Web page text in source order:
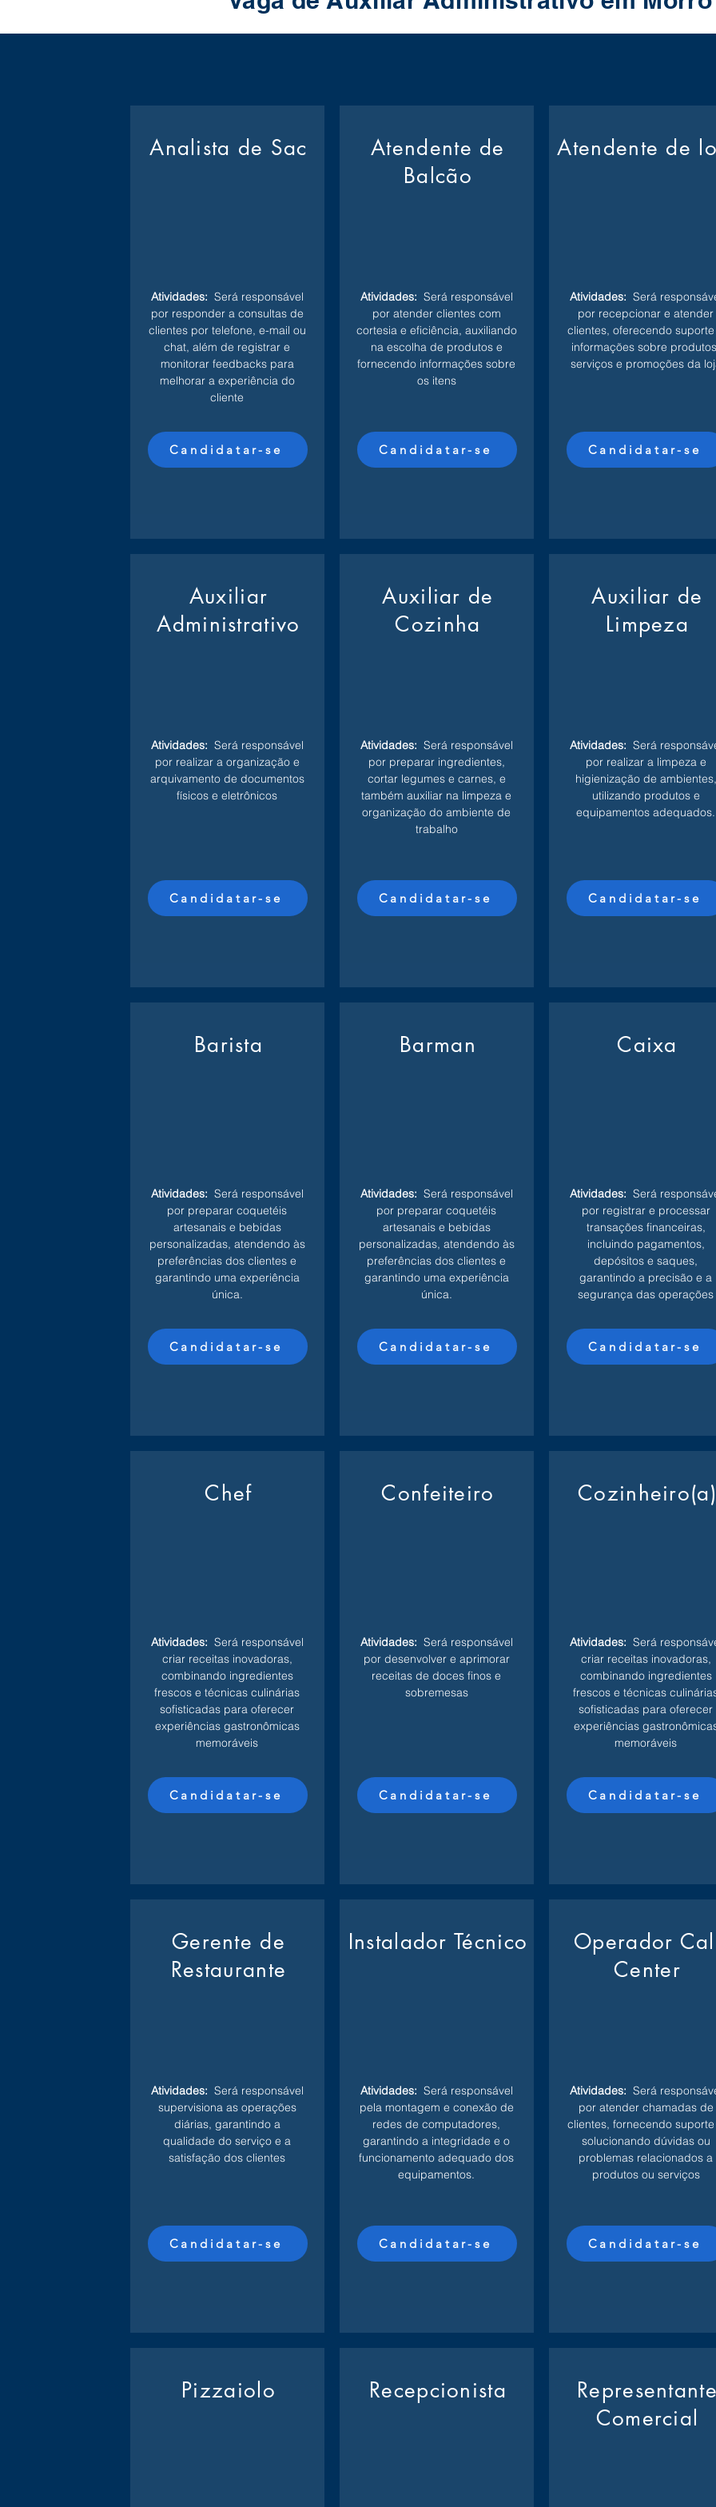
Analista de Sac
Atividades: Será responsável
por responder a consultas de
clientes por telefone, e-mail ou
chat, além de registrar e
monitorar feedbacks para
melhorar a experiência do
cliente
Candidatar-se
Auxiliar
Administrativo
Atividades: Será responsável
por realizar a organização e
arquivamento de documentos
físicos e eletrônicos
Candidatar-se
Barista
Atividades: Será responsável
por preparar coquetéis
artesanais e bebidas
personalizadas, atendendo às
preferências dos clientes e
garantindo uma experiência
única.
Candidatar-se
Chef
Atividades: Será responsável
criar receitas inovadoras,
combinando ingredientes
frescos e técnicas culinárias
sofisticadas para oferecer
experiências gastronômicas
memoráveis
Candidatar-se
Gerente de
Restaurante
Atividades: Será responsável
supervisiona as operações
diárias, garantindo a
qualidade do serviço e a
satisfação dos clientes
Candidatar-se
Pizzaiolo
Atendente de
Balcão
Atividades: Será responsável
por atender clientes com
cortesia e eficiência, auxiliando
na escolha de produtos e
fornecendo informações sobre
os itens
Candidatar-se
Auxiliar de
Cozinha
Atividades: Será responsável
por preparar ingredientes,
cortar legumes e carnes, e
também auxiliar na limpeza e
organização do ambiente de
trabalho
Candidatar-se
Barman
Atividades: Será responsável
por preparar coquetéis
artesanais e bebidas
personalizadas, atendendo às
preferências dos clientes e
garantindo uma experiência
única.
Candidatar-se
Confeiteiro
Atividades: Será responsável
por desenvolver e aprimorar
receitas de doces finos e
sobremesas
Candidatar-se
Instalador Técnico
Atividades: Será responsável
pela montagem e conexão de
redes de computadores,
garantindo a integridade e o
funcionamento adequado dos
equipamentos.
Candidatar-se
Recepcionista
Atendente de
Atividades: Será
por recepcionar e atender
clientes, oferecendo
informações sobre
serviços e promoções da
Candidatar-se
Auxiliar de
Limpeza
Atividades: Será
por realizar a limpeza e
higienização de ambientes,
utilizando produtos e
equipamentos adequados.
Candidatar-se
Caixa
Atividades: Será
por registrar e processar
transações financeiras,
incluindo pagamentos,
depósitos e saques,
garantindo a precisão e a
segurança das operações
Candidatar-se
Cozinheiro(a)
Atividades: Será
criar receitas inovadoras,
combinando ingredientes
frescos e técnicas
sofisticadas para oferecer
experiências
memoráveis
Candidatar-se
Operador
Center
Atividades: Será
por atender chamadas de
clientes, fornecendo
solucionando dúvidas ou
problemas relacionados a
produtos ou serviços
Candidatar-se
Comercial